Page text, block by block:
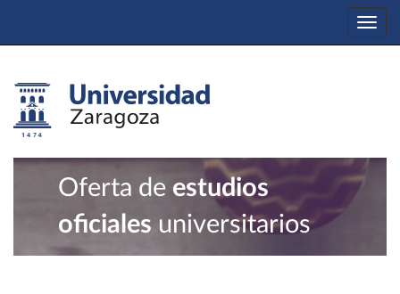
Oferta de estudios
oficiales universitarios